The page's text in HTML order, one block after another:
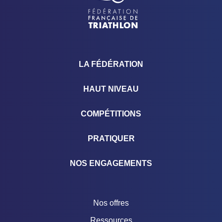
LA FÉDÉRATION
HAUT NIVEAU
COMPÉTITIONS
PRATIQUER
NOS ENGAGEMENTS
Nos offres
Ressources